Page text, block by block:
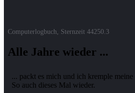
Computerlogbuch, Sternzeit 44250.3
Alle Jahre wieder ...
... packt es mich und ich kremple meine
So auch dieses Mal wieder.